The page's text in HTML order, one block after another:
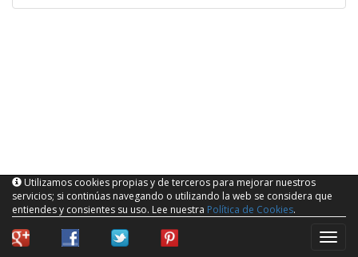
Utilizamos cookies propias y de terceros para mejorar nuestros
servicios; si continúas navegando o utilizando la web se considera que
entiendes y consientes su uso. Lee nuestra Política de Cookies.